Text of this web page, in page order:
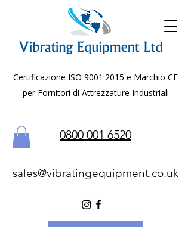
Certificazione ISO 9001:2015 e Marchio CE
per Fornitori di Attrezzature Industriali
0800 001 6520
sales@vibratingequipment.co.uk